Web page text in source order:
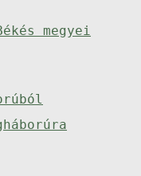
megyei